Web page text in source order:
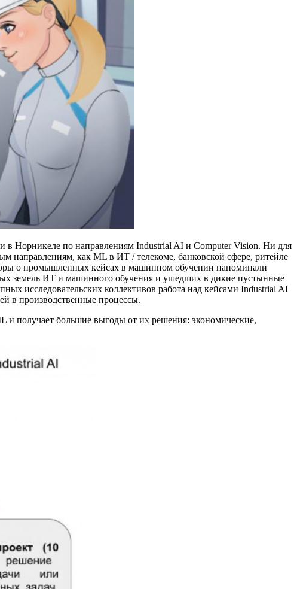
в Норникеле по направлениям Industrial AI и Computer Vision. Ни для
направлениям, как ML в ИТ / телекоме, банковской сфере, ритейле
о промышленных кейсах в машинном обучении напоминали
земель ИТ и машинного обучения и ушедших в дикие пустынные
исследовательских коллективов работа над кейсами Industrial AI
в производственные процессы.
и получает большие выгоды от их решения: экономические,